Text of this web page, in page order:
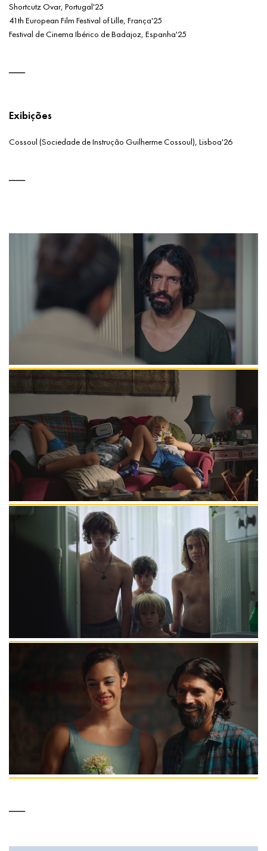
Shortcutz Ovar, Portugal'25
41th European Film Festival of Lille, França'25
Festival de Cinema Ibérico de Badajoz, Espanha'25
Exibições
Cossoul (Sociedade de Instrução Guilherme Cossoul), Lisboa'26